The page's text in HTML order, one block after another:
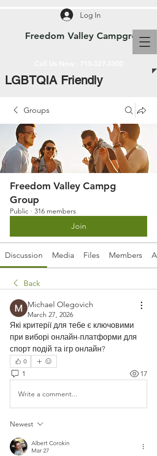
Freedom Valley Campground
Log In
LGBTQIA Friendly
Groups
Freedom Valley Campg
Group
Public · 316 members
Join
Discussion Media Files Members
Back
Michael Olegovich
March 27, 2026
Які критерії для тебе є ключовими
при виборі онлайн-платформи для
спорт подій та ігр онлайн?
0
1 17
Write a comment...
Newest
Albert Corokin
Mar 27